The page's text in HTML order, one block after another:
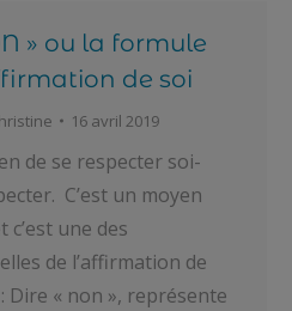
» ou la formule
de soi
16 avril 2019
de se respecter soi-
C’est un moyen
une des
de l’affirmation de
Dire « non », représente